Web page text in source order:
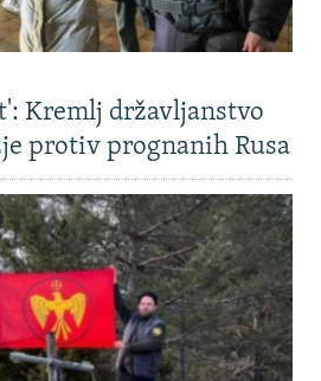
Kremlj državljanstvo
protiv prognanih Rusa